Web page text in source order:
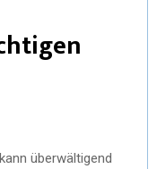
überwältigend